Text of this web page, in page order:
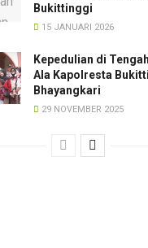
Bukittinggi
15 JANUARI 2026
Kepedulian di
Ala Kapolresta
Bhayangkari
29 NOVEMBER 2025